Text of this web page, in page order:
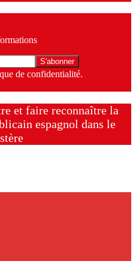
de confidentialité.
et faire reconnaître la
espagnol dans le